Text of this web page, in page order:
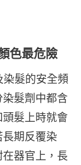
色最危險
髮的安全頻
髮劑中都含
髮上時就會
期反覆染
器官上，長